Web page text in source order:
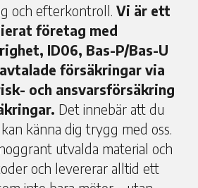
och efterkontroll. Vi är ett
företag med
ID06, Bas-P/Bas-U
försäkringar via
och ansvarsförsäkring
Det innebär att du
känna dig trygg med oss.
utvalda material och
och levererar alltid ett